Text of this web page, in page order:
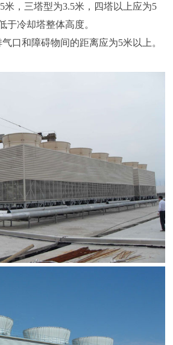
米，三塔型为3.5米，四塔以上应为5
于冷却塔整体高度。
口和障碍物间的距离应为5米以上。